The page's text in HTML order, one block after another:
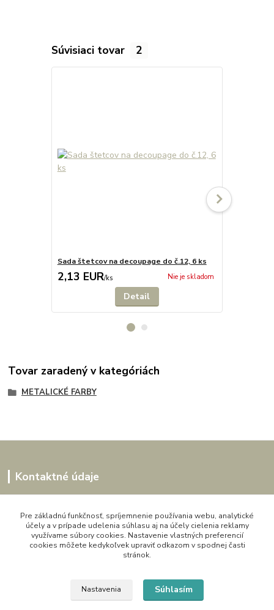
Súvisiaci tovar 2
Sada štetcov na decoupage do č.12, 6 ks
2,13 EUR/ks Nie je skladom
Detail
Tovar zaradený v kategóriách
METALICKÉ FARBY
Kontaktné údaje
0907864188
pon. - pia. 9,00 do 16,00h
artwood.nelly@gmail.com
Pre základnú funkčnosť, spríjemnenie používania webu, analytické
účely a v prípade udelenia súhlasu aj na účely cielenia reklamy
využívame súbory cookies. Nastavenie vlastných preferencií
cookies môžete kedykoľvek upraviť odkazom v spodnej časti
stránok.
Nastavenia Súhlasím